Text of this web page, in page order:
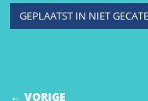
GEPLAATST IN NIET
← VORIGE